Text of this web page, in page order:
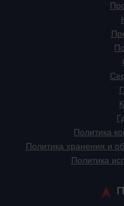
Политика
Политика хранения и
Политика